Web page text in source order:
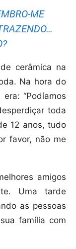
ME
cerâmica na
Na hora do
“Podíamos
toda
12 anos, tudo
favor, não me
amigos
Uma tarde
as pessoas
família com